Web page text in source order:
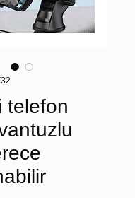
telefon